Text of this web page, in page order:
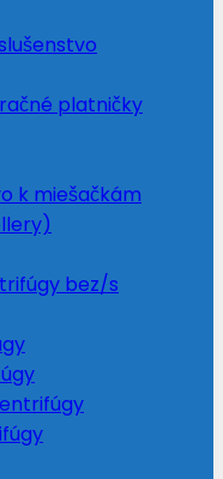
platničky
k miešačkám
bez/s